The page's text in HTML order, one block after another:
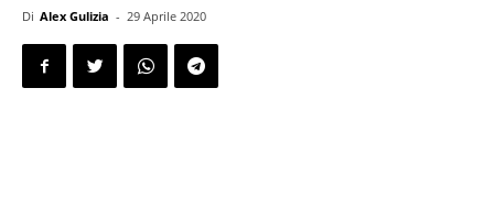
Di Alex Gulizia - 29 Aprile 2020